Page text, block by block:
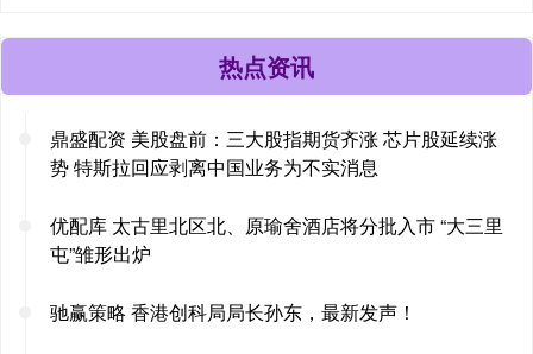
热点资讯
鼎盛配资 美股盘前：三大股指期货齐涨 芯片股延续涨
势 特斯拉回应剥离中国业务为不实消息
优配库 太古里北区北、原瑜舍酒店将分批入市 “大三里
屯”雏形出炉
驰赢策略 香港创科局局长孙东，最新发声！